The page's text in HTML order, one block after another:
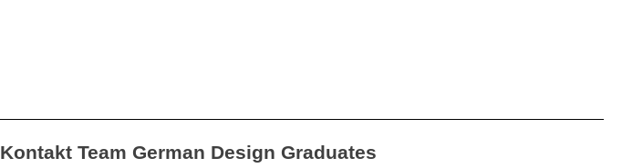
Kontakt Team German Design Graduates